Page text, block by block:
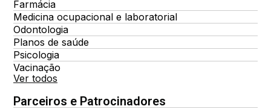
Farmácia
Medicina ocupacional e laboratorial
Odontologia
Planos de saúde
Psicologia
Vacinação
Ver todos
Parceiros e Patrocinadores